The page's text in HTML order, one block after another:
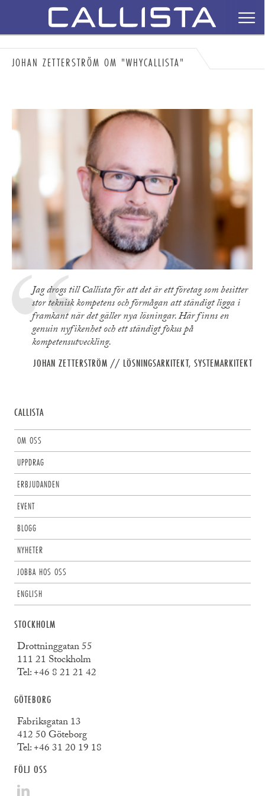
JOHAN ZETTERSTRÖM OM "WHYCALLISTA"
Jag drogs till Callista för att det är ett företag som besitter
stor teknisk kompetens och förmågan att ständigt ligga i
framkant när det gäller nya lösningar. Här finns en
genuin nyfikenhet och ett ständigt fokus på
kompetensutveckling.
JOHAN ZETTERSTRÖM // LÖSNINGSARKITEKT, SYSTEMARKITEKT
CALLISTA
OM OSS
UPPDRAG
ERBJUDANDEN
EVENT
BLOGG
NYHETER
JOBBA HOS OSS
ENGLISH
STOCKHOLM
Drottninggatan 55
111 21 Stockholm
Tel:+46 8 21 21 42
GÖTEBORG
Fabriksgatan 13
412 50 Göteborg
Tel:+46 31 20 19 18
FÖLJ OSS